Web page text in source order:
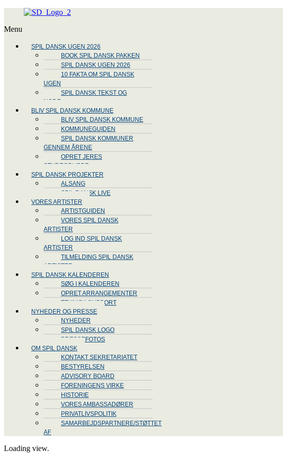
Menu
SPIL DANSK UGEN 2026
BOOK SPIL DANSK PAKKEN
SPIL DANSK UGEN 2026
10 FAKTA OM SPIL DANSK
UGEN
SPIL DANSK TEKST OG
NODE
BLIV SPIL DANSK KOMMUNE
BLIV SPIL DANSK KOMMUNE
KOMMUNEGUIDEN
SPIL DANSK KOMMUNER
GENNEM ÅRENE
OPRET JERES
STYREGRUPPE
SPIL DANSK PROJEKTER
ALSANG
SPIL DANSK LIVE
VORES ARTISTER
ARTISTGUIDEN
VORES SPIL DANSK
ARTISTER
LOG IND SPIL DANSK
ARTISTER
TILMELDING SPIL DANSK
ARTISTER
SPIL DANSK KALENDEREN
SØG I KALENDEREN
OPRET ARRANGEMENTER
TEKNISK SUPPORT
NYHEDER OG PRESSE
NYHEDER
SPIL DANSK LOGO
PRESSEFOTOS
OM SPIL DANSK
KONTAKT SEKRETARIATET
BESTYRELSEN
ADVISORY BOARD
FORENINGENS VIRKE
HISTORIE
VORES AMBASSADØRER
PRIVATLIVSPOLITIK
SAMARBEJDSPARTNERE/STØTTET
AF
Loading view.